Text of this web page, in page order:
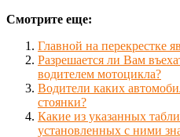
Смотрите еще:
Главной на перекрестке
Разрешается ли Вам
водителем мотоцикла?
Водители каких
стоянки?
Какие из указанных
установленных с ними